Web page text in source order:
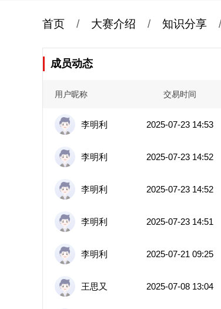
首页 / 大赛介绍 / 知识分享 /
成员动态
用户昵称 交易时间
李明利 2025-07-23 14:53
李明利 2025-07-23 14:52
李明利 2025-07-23 14:52
李明利 2025-07-23 14:51
李明利 2025-07-21 09:25
王思又 2025-07-08 13:04